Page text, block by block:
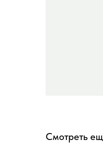
Смотреть